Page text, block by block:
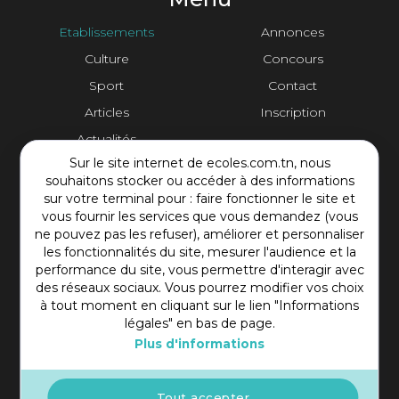
Sur le site internet de ecoles.com.tn, nous
souhaitons stocker ou accéder à des informations
sur votre terminal pour : faire fonctionner le site et
vous fournir les services que vous demandez (vous
ne pouvez pas les refuser), améliorer et personnaliser
les fonctionnalités du site, mesurer l'audience et la
performance du site, vous permettre d'interagir avec
des réseaux sociaux. Vous pourrez modifier vos choix
à tout moment en cliquant sur le lien "Informations
légales" en bas de page.
Plus d'informations
Etablissements
Culture
Sport
Articles
Actualités
Annonces
Concours
Contact
Inscription
Contact Plateforme
Rue Mohamed Shim, Rbat Monastir 5000 Tunisie
+216 97 50 60 54
contact@ecoles.com.tn